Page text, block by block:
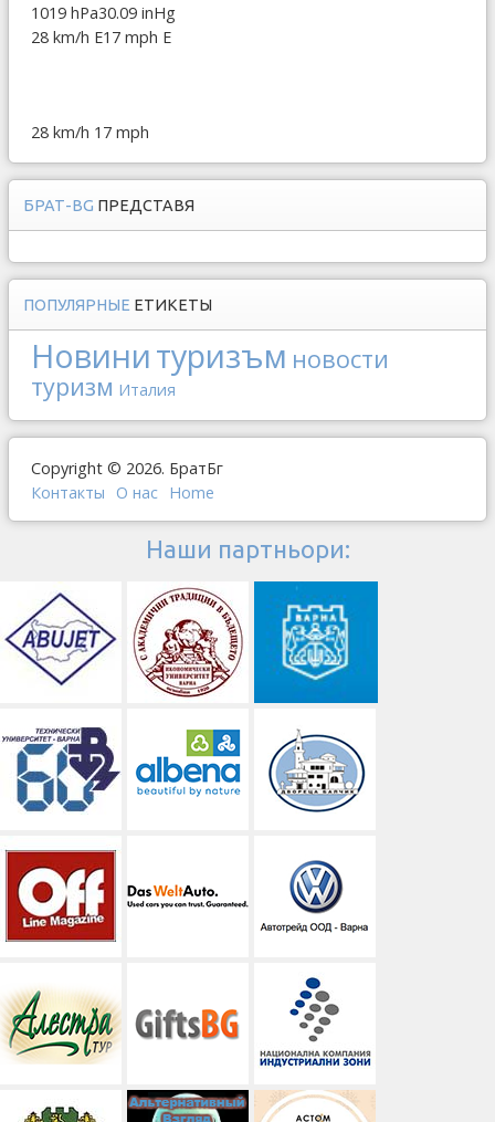
1019 hPa30.09 inHg
28 km/h E17 mph E
28 km/h 17 mph
БРАТ-BG ПРЕДСТАВЯ
ПОПУЛЯРНЫЕ ЕТИКЕТЫ
Новинитуризъм новости
туризм Италия
Copyright © 2026. БратБг
Контакты
О наc Home
Наши партньори: